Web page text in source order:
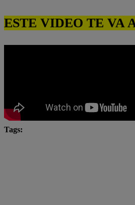
ESTE VIDEO TE VA
Tags: